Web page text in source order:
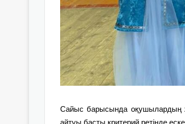
Сайыс барысында оқушылардың
айтуы басты критерий ретінде